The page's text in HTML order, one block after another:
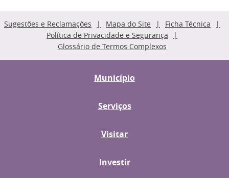
Sugestões e Reclamações Mapa do Site
Ficha Técnica
Política de Privacidade e Segurança
Glossário de Termos Complexos
Município
Serviços
Visitar
Investir